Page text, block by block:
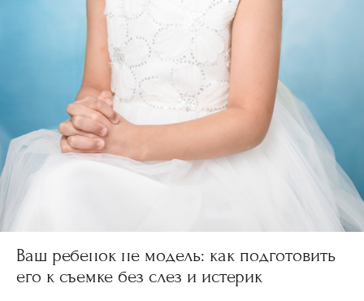
Ваш ребенок не модель: как подготовить
его к съемке без слез и истерик